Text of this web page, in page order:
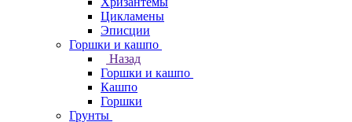
Цикламены
Эписции
Горшки и кашпо
Назад
Горшки и кашпо
Кашпо
Горшки
Грунты